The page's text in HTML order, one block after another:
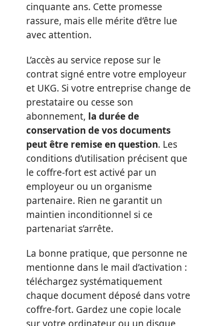
cinquante ans. Cette promesse
rassure, mais elle mérite d’être lue
avec attention.
L’accès au service repose sur le
contrat signé entre votre employeur
et UKG. Si votre entreprise change de
prestataire ou cesse son
abonnement, la durée de
conservation de vos documents
peut être remise en question. Les
conditions d’utilisation précisent que
le coffre-fort est activé par un
employeur ou un organisme
partenaire. Rien ne garantit un
maintien inconditionnel si ce
partenariat s’arrête.
La bonne pratique, que personne ne
mentionne dans le mail d’activation :
téléchargez systématiquement
chaque document déposé dans votre
coffre-fort. Gardez une copie locale